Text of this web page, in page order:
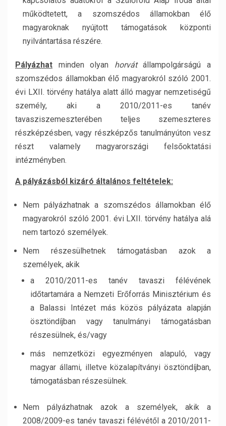
működtetett, a szomszédos államokban élő
magyaroknak nyújtott támogatások központi
nyilvántartása részére.
Pályázhat minden olyan horvátállampolgárságú a
szomszédos államokban élő magyarokról szóló 2001.
évi LXII. törvény hatálya alatt álló magyar nemzetiségű
személy, aki a 2010/2011-es tanév
tavasziszemeszterében teljes szemeszteres
részképzésben, vagy részképzős tanulmányúton vesz
részt valamely magyarországi felsőoktatási
intézményben.
A pályázásból kizáró általános feltételek:
Nem pályázhatnak a szomszédos államokban élő
magyarokról szóló 2001. évi LXII. törvény hatálya alá
nem tartozó személyek.
Nem részesülhetnek támogatásban azok a
személyek, akik
a 2010/2011-es tanév tavaszi félévének
időtartamára a Nemzeti Erőforrás Minisztérium és
a Balassi Intézet más közös pályázata alapján
ösztöndíjban vagy tanulmányi támogatásban
részesülnek, és/vagy
más nemzetközi egyezményen alapuló, vagy
magyar állami, illetve közalapítványi ösztöndíjban,
támogatásban részesülnek.
Nem pályázhatnak azok a személyek, akik a
2008/2009-es tanév tavaszi félévétől a 2010/2011-